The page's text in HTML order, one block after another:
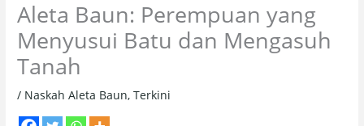
Aleta Baun: Perempuan yang
Menyusui Batu dan Mengasuh
Tanah
/ Naskah Aleta Baun,Terkini